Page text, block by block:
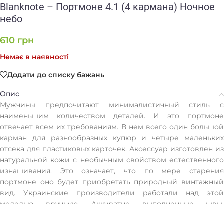
Blanknote – Портмоне 4.1 (4 кармана) Ночное
небо
610 грн
Немає в наявності
Додати до списку бажань
Опис
Мужчины предпочитают минималистичный стиль с
наименьшим количеством деталей. И это портмоне
отвечает всем их требованиям. В нем всего один большой
карман для разнообразных купюр и четыре маленьких
отсека для пластиковых карточек. Аксессуар изготовлен из
натуральной кожи с необычным свойством естественного
изнашивания. Это означает, что по мере старения
портмоне оно будет приобретать природный винтажный
вид. Украинские производители работали над этой